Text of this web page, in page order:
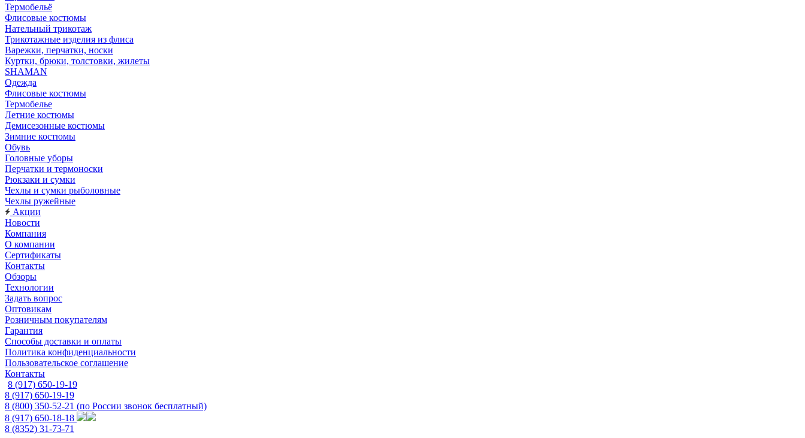
Термобельё
Флисовые костюмы
Нательный трикотаж
Трикотажные изделия из флиса
Варежки, перчатки, носки
Куртки, брюки, толстовки, жилеты
SHAMAN
Одежда
Флисовые костюмы
Термобелье
Летние костюмы
Демисезонные костюмы
Зимние костюмы
Обувь
Головные уборы
Перчатки и термоноски
Рюкзаки и сумки
Чехлы и сумки рыболовные
Чехлы ружейные
Акции
Новости
Компания
О компании
Сертификаты
Контакты
Обзоры
Технологии
Задать вопрос
Оптовикам
Розничным покупателям
Гарантия
Способы доставки и оплаты
Политика конфиденциальности
Пользовательское соглашение
Контакты
8 (917) 650-19-19
8 (917) 650-19-19
8 (800) 350-52-21 (по России звонок бесплатный)
8 (917) 650-18-18
8 (8352) 31-73-71